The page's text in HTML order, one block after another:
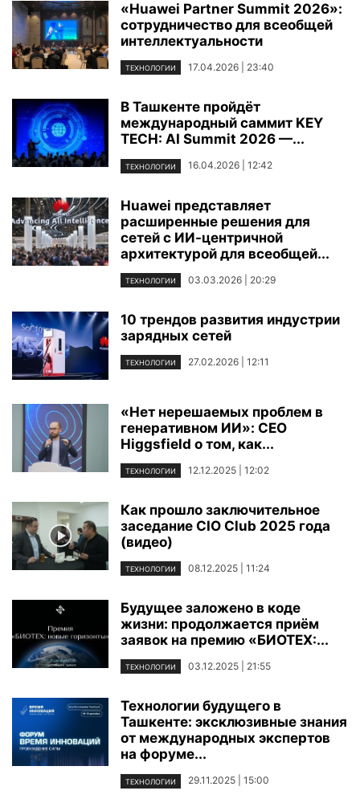
«Huawei Partner Summit 2026»:
сотрудничество для всеобщей
интеллектуальности
ТЕХНОЛОГИИ 17.04.2026 | 23:40
В Ташкенте пройдёт
международный саммит KEY
TECH: AI Summit 2026 —...
ТЕХНОЛОГИИ 16.04.2026 | 12:42
Huawei представляет
расширенные решения для
сетей с ИИ-центричной
архитектурой для всеобщей...
ТЕХНОЛОГИИ 03.03.2026 | 20:29
10 трендов развития индустрии
зарядных сетей
ТЕХНОЛОГИИ 27.02.2026 | 12:11
«Нет нерешаемых проблем в
генеративном ИИ»: CEO
Higgsfield о том, как...
ТЕХНОЛОГИИ 12.12.2025 | 12:02
Как прошло заключительное
заседание CIO Club 2025 года
(видео)
ТЕХНОЛОГИИ 08.12.2025 | 11:24
Будущее заложено в коде
жизни: продолжается приём
заявок на премию «БИОТЕХ:...
ТЕХНОЛОГИИ 03.12.2025 | 21:55
Технологии будущего в
Ташкенте: эксклюзивные знания
от международных экспертов
на форуме...
ТЕХНОЛОГИИ 29.11.2025 | 15:00